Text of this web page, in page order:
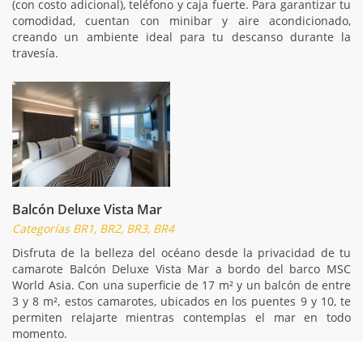
(con costo adicional), teléfono y caja fuerte. Para garantizar tu
comodidad, cuentan con minibar y aire acondicionado,
creando un ambiente ideal para tu descanso durante la
travesía.
Balcón Deluxe Vista Mar
Categorías BR1, BR2, BR3, BR4
Disfruta de la belleza del océano desde la privacidad de tu
camarote Balcón Deluxe Vista Mar a bordo del barco MSC
World Asia. Con una superficie de 17 m² y un balcón de entre
3 y 8 m², estos camarotes, ubicados en los puentes 9 y 10, te
permiten relajarte mientras contemplas el mar en todo
momento.